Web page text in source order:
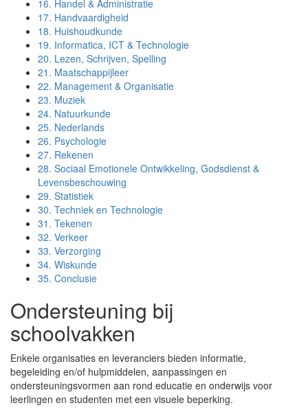
16. Handel & Administratie
17. Handvaardigheid
18. Huishoudkunde
19. Informatica, ICT & Technologie
20. Lezen, Schrijven, Spelling
21. Maatschappijleer
22. Management & Organisatie
23. Muziek
24. Natuurkunde
25. Nederlands
26. Psychologie
27. Rekenen
28. Sociaal Emotionele Ontwikkeling, Godsdienst &
Levensbeschouwing
29. Statistiek
30. Techniek en Technologie
31. Tekenen
32. Verkeer
33. Verzorging
34. Wiskunde
35. Conclusie
Ondersteuning bij
schoolvakken
Enkele organisaties en leveranciers bieden informatie,
begeleiding en/of hulpmiddelen, aanpassingen en
ondersteuningsvormen aan rond educatie en onderwijs voor
leerlingen en studenten met een visuele beperking.